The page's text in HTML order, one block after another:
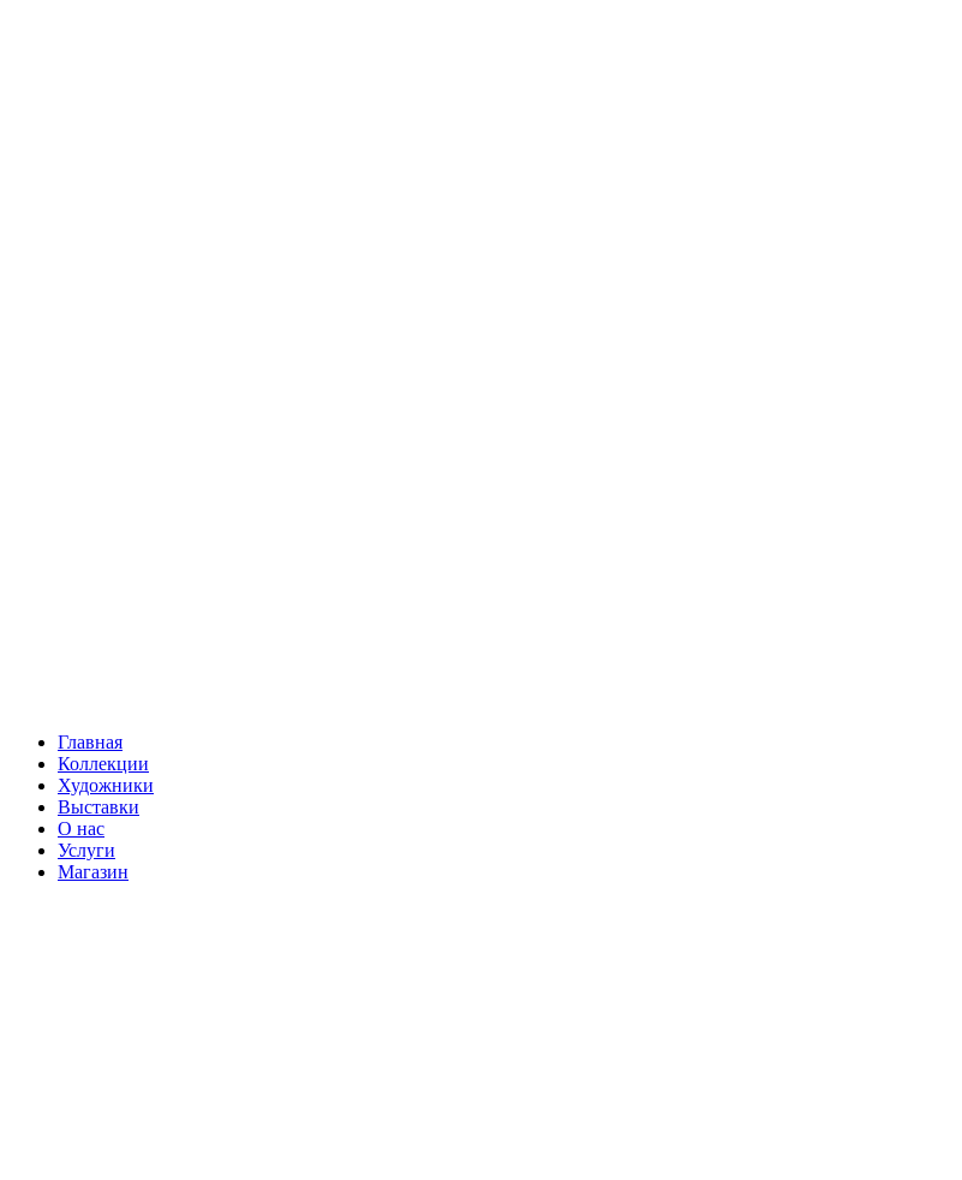
Главная
Коллекции
Художники
Выставки
О нас
Услуги
Магазин